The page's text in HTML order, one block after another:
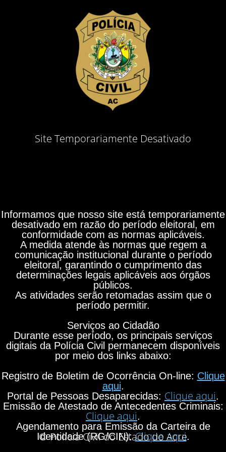
Site Temporariamente Desativado
Informamos que nosso site está temporariamente
desativado em razão do período eleitoral, em
conformidade com as normas aplicáveis.
A medida atende às normas que regem a
comunicação institucional durante o período
eleitoral, garantindo o cumprimento das
determinações legais aplicáveis aos órgãos
públicos.
As atividades serão retomadas assim que o
período permitir.
Serviços ao Cidadão
Durante esse período, os principais serviços
digitais da Polícia Civil permanecem disponíveis
por meio dos links abaixo:
Registro de Boletim de Ocorrência On-line: Clique
aqui.
Portal de Pessoas Desaparecidas: Clique aqui.
Emissão de Atestado de Antecedentes Criminais:
Clique aqui.
Agendamento para Emissão da Carteira de
Identidade (RG/CIN):Clique aqui.
© Polícia Civil do Estado do Acre